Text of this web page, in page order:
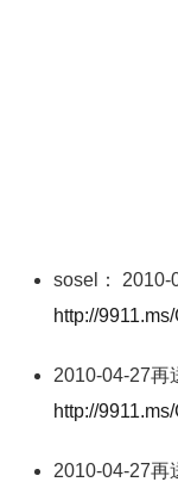
sosel： 2010-
http://
2010-04-27再
http://
2010-04-27再